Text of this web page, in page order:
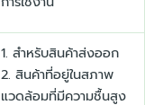
1. สำหรับสินค้าส่งออก
2. สินค้าที่อยู่ในสภาพ
แวดล้อมที่มีความชื้นสูง